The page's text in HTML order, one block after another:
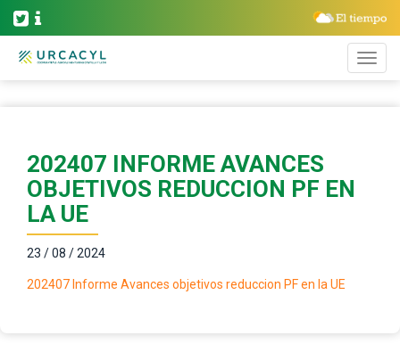
202407 INFORME AVANCES
OBJETIVOS REDUCCION PF EN
LA UE
23 / 08 / 2024
202407 Informe Avances objetivos reduccion PF en la UE